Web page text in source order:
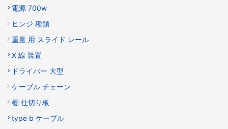
電源 700w
ヒンジ 種類
重量 用 スライド レール
X 線 装置
ドライバー 大型
ケーブル チェーン
棚 仕切り板
type b ケーブル